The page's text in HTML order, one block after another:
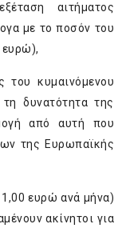
αιτήματος
με το ποσόν του
ευρώ),
του κυμαινόμενου
δυνατότητα της
από αυτή που
της Ευρωπαϊκής
ευρώ ανά μήνα)
ακίνητοι για